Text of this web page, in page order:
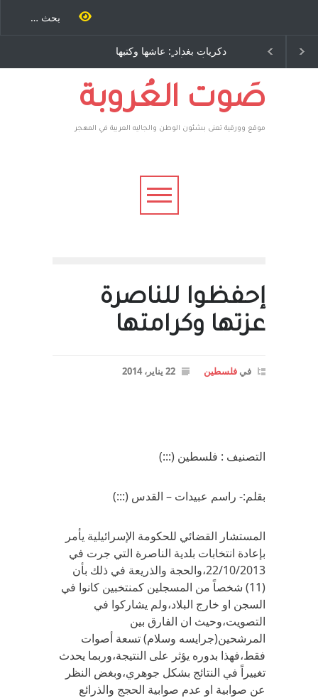
دكريات بغداد ٍ: عاشها وكتبها
:وليد رباح – نيوجرسي –
الولايات المتحدة الامريكية
كتب
يقهر
صَوت العُروبة
موقع وورقية تعنى بشئون الوطن والجاليه العربية في المهجر
إحفظوا للناصرة
عزتها وكرامتها
في فلسطين 22 يناير، 2014
التصنيف : فلسطين (:::)
بقلم:- راسم عبيدات – القدس (:::)
المستشار القضائي للحكومة الإسرائيلية يأمر
بإعادة انتخابات بلدية الناصرة التي جرت في
22/10/2013،والحجة والذريعة في ذلك بأن
(11) شخصاً من المسجلين كمنتخبين كانوا في
السجن او خارج البلاد،ولم يشاركوا في
التصويت،وحيث ان الفارق بين
المرشحين(جرايسه وسلام) تسعة أصوات
فقط،فهذا بدوره يؤثر على النتيجة،وربما يحدث
تغييراً في النتائج بشكل جوهري،وبغض النظر
عن صوابية او عدم صوابية الحجج والذرائع